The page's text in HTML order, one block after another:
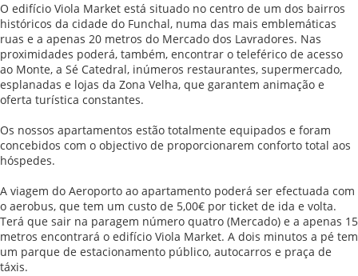
O edifício Viola Market está situado no centro de um dos bairros
históricos da cidade do Funchal, numa das mais emblemáticas
ruas e a apenas 20 metros do Mercado dos Lavradores. Nas
proximidades poderá, também, encontrar o teleférico de acesso
ao Monte, a Sé Catedral, inúmeros restaurantes, supermercado,
esplanadas e lojas da Zona Velha, que garantem animação e
oferta turística constantes.
Os nossos apartamentos estão totalmente equipados e foram
concebidos com o objectivo de proporcionarem conforto total aos
hóspedes.
A viagem do Aeroporto ao apartamento poderá ser efectuada com
o aerobus, que tem um custo de 5,00€ por ticket de ida e volta.
Terá que sair na paragem número quatro (Mercado) e a apenas 15
metros encontrará o edifício Viola Market. A dois minutos a pé tem
um parque de estacionamento público, autocarros e praça de
táxis.